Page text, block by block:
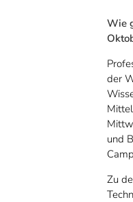
Wie
der
und
Zu